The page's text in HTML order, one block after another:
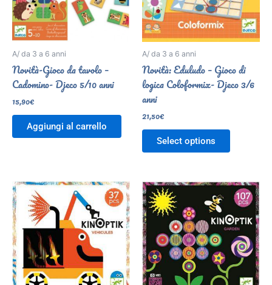
A/ da 3 a 6 anni
Novità-Gioco da tavolo –
Cadomino- Djeco 5/10 anni
15,90€
Aggiungi al carrello
A/ da 3 a 6 anni
Novità: Eduludo – Gioco di
logica Coloformix- Djeco 3/6
anni
21,50€
Select options